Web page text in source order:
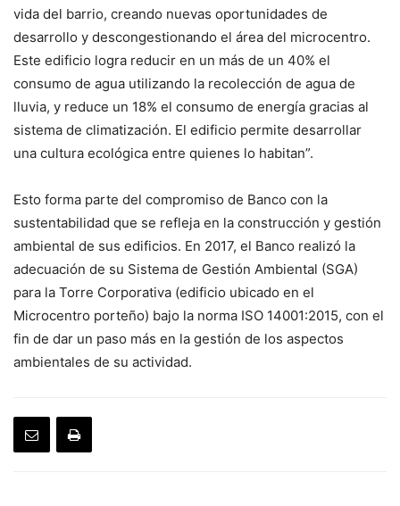
vida del barrio, creando nuevas oportunidades de
desarrollo y descongestionando el área del microcentro.
Este edificio logra reducir en un más de un 40% el
consumo de agua utilizando la recolección de agua de
lluvia, y reduce un 18% el consumo de energía gracias al
sistema de climatización. El edificio permite desarrollar
una cultura ecológica entre quienes lo habitan”.
Esto forma parte del compromiso de Banco con la
sustentabilidad que se refleja en la construcción y gestión
ambiental de sus edificios. En 2017, el Banco realizó la
adecuación de su Sistema de Gestión Ambiental (SGA)
para la Torre Corporativa (edificio ubicado en el
Microcentro porteño) bajo la norma ISO 14001:2015, con el
fin de dar un paso más en la gestión de los aspectos
ambientales de su actividad.